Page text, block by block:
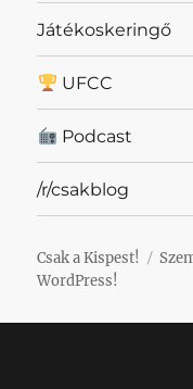
Játékoskeringő
UFCC
Podcast
/r/csakblog
Csak a Kispest!
WordPress!